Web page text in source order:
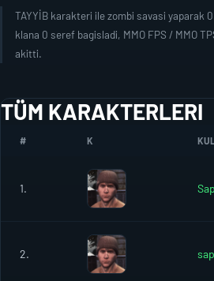
TAYYİB karakteri ile zombi savasi yaparak
klana 0 seref bagisladi, MMO FPS / MMO
akitti.
TÜM KARAKTERLERI
# K
1.
2.